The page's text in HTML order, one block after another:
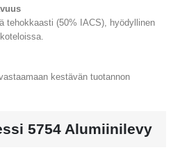
tehokkaasti (50% IACS), hyödyllinen
kestävän tuotannon
5754 Alumiinilevy